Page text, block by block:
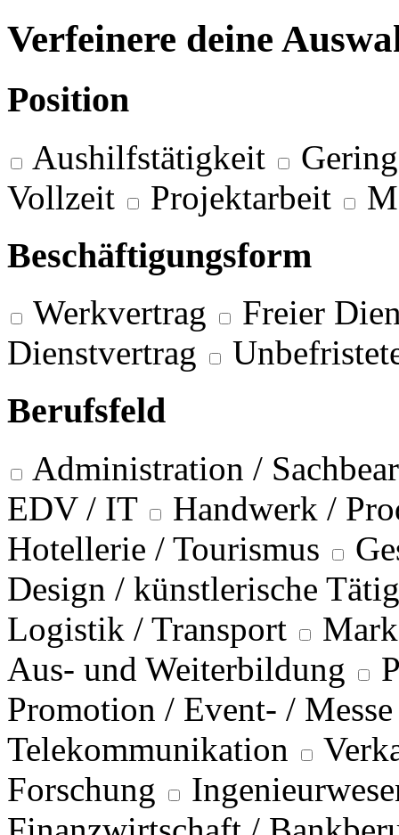
Verfeinere deine
Position
Aushilfstätigkeit
Vollzeit
Projektarbeit
Beschäftigungsform
Werkvertrag
Freier
Dienstvertrag
Berufsfeld
Administration /
EDV / IT
Handwerk /
Hotellerie / Tourismus
Design / künstlerische
Logistik / Transport
Aus- und Weiterbildung
Promotion / Event- / Messe
Telekommunikation
Forschung